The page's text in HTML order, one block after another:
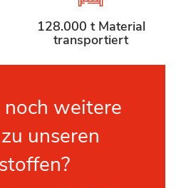
128.000 t Material
transportiert
noch weitere
unseren